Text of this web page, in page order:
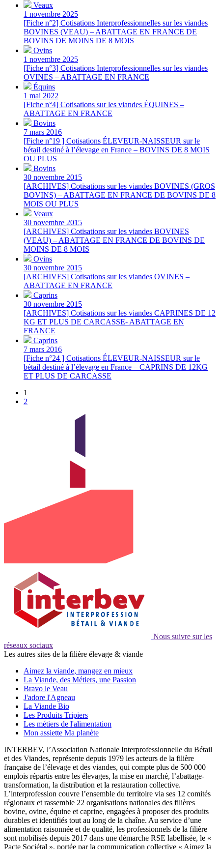
Veaux
1 novembre 2025
[Fiche n°2] Cotisations Interprofessionnelles sur les viandes
BOVINES (VEAU) – ABATTAGE EN FRANCE DE
BOVINS DE MOINS DE 8 MOIS
Ovins
1 novembre 2025
[Fiche n°3] Cotisations Interprofessionnelles sur les viandes
OVINES – ABATTAGE EN FRANCE
Équins
1 mai 2022
[Fiche n°4] Cotisations sur les viandes ÉQUINES –
ABATTAGE EN FRANCE
Bovins
7 mars 2016
[Fiche n°19 ] Cotisations ÉLEVEUR-NAISSEUR sur le
bétail destiné à l’élevage en France – BOVINS DE 8 MOIS
OU PLUS
Bovins
30 novembre 2015
[ARCHIVES] Cotisations sur les viandes BOVINES (GROS
BOVINS) – ABATTAGE EN FRANCE DE BOVINS DE 8
MOIS OU PLUS
Veaux
30 novembre 2015
[ARCHIVES] Cotisations sur les viandes BOVINES
(VEAU) – ABATTAGE EN FRANCE DE BOVINS DE
MOINS DE 8 MOIS
Ovins
30 novembre 2015
[ARCHIVES] Cotisations sur les viandes OVINES –
ABATTAGE EN FRANCE
Caprins
30 novembre 2015
[ARCHIVES] Cotisations sur les viandes CAPRINES DE 12
KG ET PLUS DE CARCASSE- ABATTAGE EN
FRANCE
Caprins
7 mars 2016
[Fiche n°24 ] Cotisations ÉLEVEUR-NAISSEUR sur le
bétail destiné à l’élevage en France – CAPRINS DE 12KG
ET PLUS DE CARCASSE
1
2
Nous suivre sur les
réseaux sociaux
Les autres sites de la filière élevage & viande
Aimez la viande, mangez en mieux
La Viande, des Métiers, une Passion
Bravo le Veau
J'adore l'Agneau
La Viande Bio
Les Produits Tripiers
Les métiers de l'alimentation
Mon assiette Ma planète
INTERBEV, l’Association Nationale Interprofessionnelle du Bétail
et des Viandes, représente depuis 1979 les acteurs de la filière
française de l’élevage et des viandes, qui compte plus de 500 000
emplois répartis entre les élevages, la mise en marché, l’abattage-
transformation, la distribution et la restauration collective.
L’interprofession couvre l’ensemble du territoire via ses 12 comités
régionaux et rassemble 22 organisations nationales des filières
bovine, ovine, équine et caprine, engagées à proposer des produits
durables et identifiés tout au long de la chaîne. Au service d’une
alimentation raisonnée et de qualité, les professionnels de la filière
sont mobilisés depuis 2017 dans une démarche RSE labellisée, le «
Pacte Sociétal », portée par la communication collective « Aimez la